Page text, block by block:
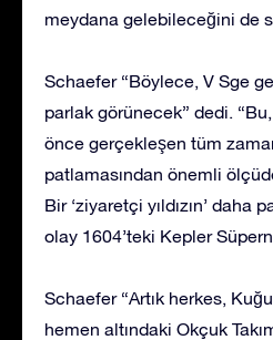
meydana gelebileceğini de
Schaefer “Böylece, V Sge
parlak görünecek” dedi.
önce gerçekleşen tüm
patlamasından önemli
Bir ‘ziyaretçi yıldızın’ daha
olay 1604’teki Kepler
Schaefer “Artık herkes, Kuğu
hemen altındaki Okçuk